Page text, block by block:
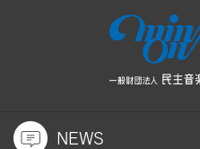
NEWS